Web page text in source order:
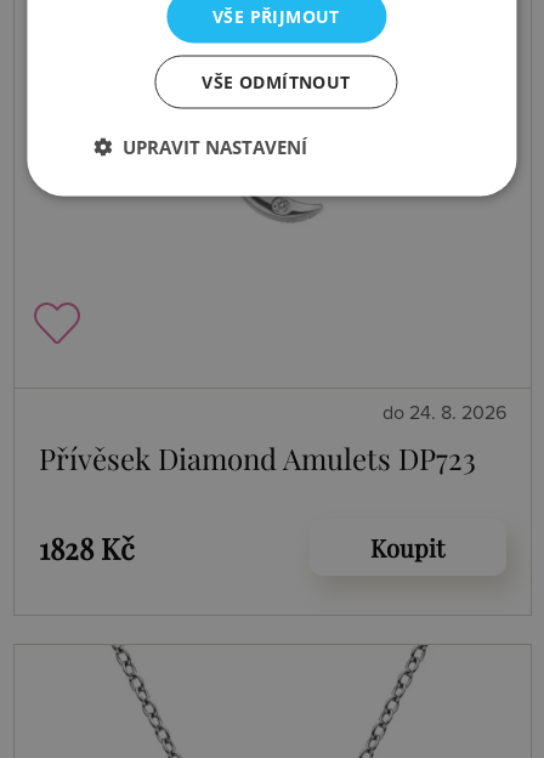
do 24. 8. 2026
Přívěsek Diamond Amulets DP723
1828 Kč Koupit
VŠE PŘIJMOUT
VŠE ODMÍTNOUT
UPRAVIT NASTAVENÍ